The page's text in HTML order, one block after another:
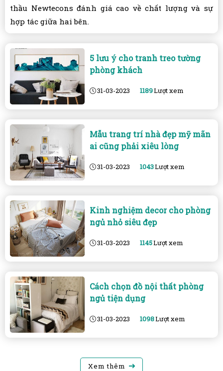
thầu Newtecons đánh giá cao về chất lượng và sự
hợp tác giữa hai bên.
5 lưu ý cho tranh treo tường
phòng khách
31-03-2023 1189Lượt xem
Mẫu trang trí nhà đẹp mỹ mãn
ai cũng phải xiêu lòng
31-03-2023 1043Lượt xem
Kinh nghiệm decor cho phòng
ngủ nhỏ siêu đẹp
31-03-2023 1145Lượt xem
Cách chọn đồ nội thất phòng
ngủ tiện dụng
31-03-2023 1098Lượt xem
Xem thêm